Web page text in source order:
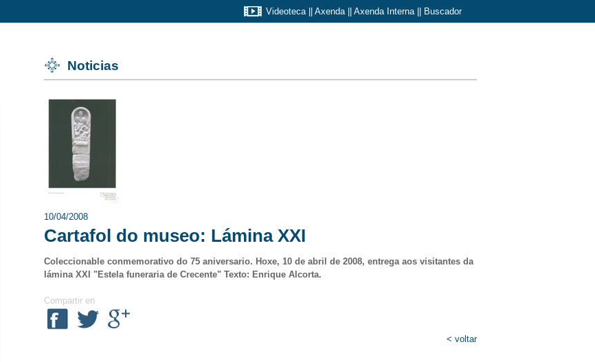
Videoteca|| Axenda|| Axenda Interna|| Buscador
Noticias
10/04/2008
Cartafol do museo: Lámina XXI
Coleccionable conmemorativo do 75 aniversario. Hoxe, 10 de abril de 2008, entrega aos visitantes da
lámina XXI "Estela funeraria de Crecente" Texto: Enrique Alcorta.
Compartir en
< voltar